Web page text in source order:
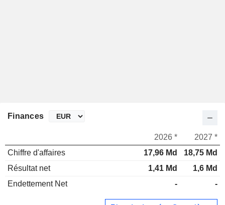
Finances
2026 *
2027 *
Chiffre d'affaires
17,96 Md
18,75 Md
Résultat net
1,41 Md
1,6 Md
Endettement Net
- -